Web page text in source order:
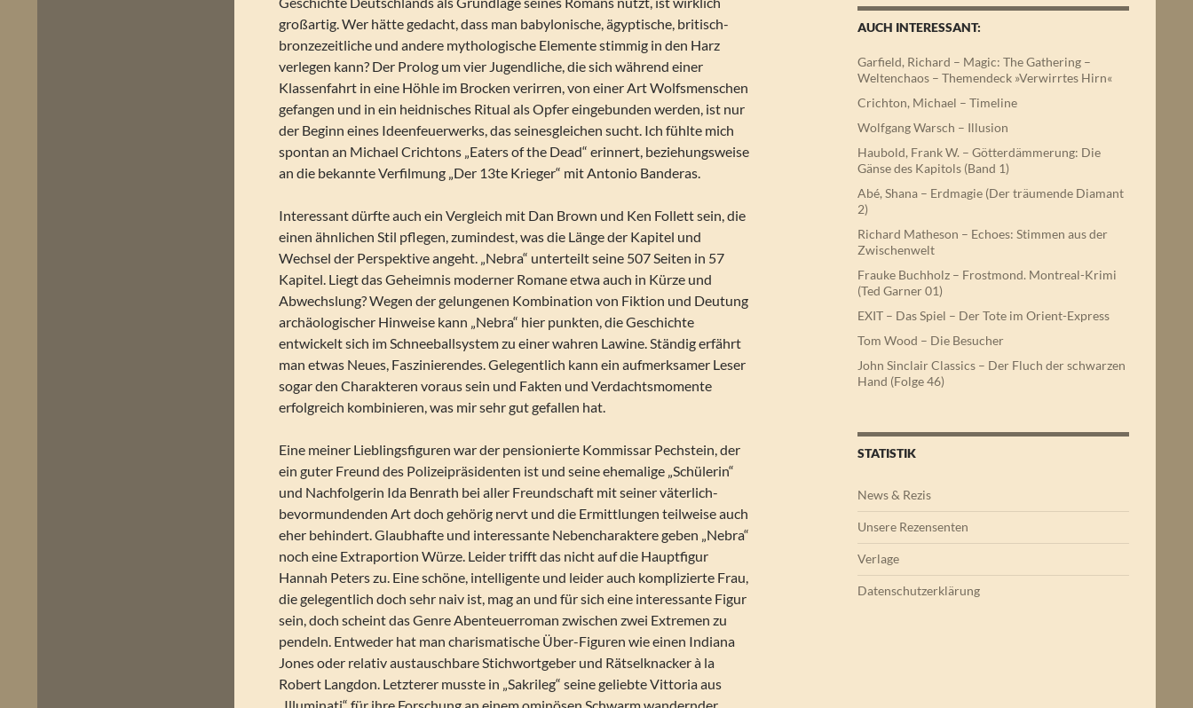
großartig. Wer hätte gedacht, dass man babylonische, ägyptische, britisch-
bronzezeitliche und andere mythologische Elemente stimmig in den Harz
verlegen kann? Der Prolog um vier Jugendliche, die sich während einer
Klassenfahrt in eine Höhle im Brocken verirren, von einer Art Wolfsmenschen
gefangen und in ein heidnisches Ritual als Opfer eingebunden werden, ist nur
der Beginn eines Ideenfeuerwerks, das seinesgleichen sucht. Ich fühlte mich
spontan an Michael Crichtons „Eaters of the Dead“ erinnert, beziehungsweise
an die bekannte Verfilmung „Der 13te Krieger“ mit Antonio Banderas.
Interessant dürfte auch ein Vergleich mit Dan Brown und Ken Follett sein, die
einen ähnlichen Stil pflegen, zumindest, was die Länge der Kapitel und
Wechsel der Perspektive angeht. „Nebra“ unterteilt seine 507 Seiten in 57
Kapitel. Liegt das Geheimnis moderner Romane etwa auch in Kürze und
Abwechslung? Wegen der gelungenen Kombination von Fiktion und Deutung
archäologischer Hinweise kann „Nebra“ hier punkten, die Geschichte
entwickelt sich im Schneeballsystem zu einer wahren Lawine. Ständig erfährt
man etwas Neues, Faszinierendes. Gelegentlich kann ein aufmerksamer Leser
sogar den Charakteren voraus sein und Fakten und Verdachtsmomente
erfolgreich kombinieren, was mir sehr gut gefallen hat.
Eine meiner Lieblingsfiguren war der pensionierte Kommissar Pechstein, der
ein guter Freund des Polizeipräsidenten ist und seine ehemalige „Schülerin“
und Nachfolgerin Ida Benrath bei aller Freundschaft mit seiner väterlich-
bevormundenden Art doch gehörig nervt und die Ermittlungen teilweise auch
eher behindert. Glaubhafte und interessante Nebencharaktere geben „Nebra“
noch eine Extraportion Würze. Leider trifft das nicht auf die Hauptfigur
Hannah Peters zu. Eine schöne, intelligente und leider auch komplizierte Frau,
die gelegentlich doch sehr naiv ist, mag an und für sich eine interessante Figur
sein, doch scheint das Genre Abenteuerroman zwischen zwei Extremen zu
pendeln. Entweder hat man charismatische Über-Figuren wie einen Indiana
Jones oder relativ austauschbare Stichwortgeber und Rätselknacker à la
Robert Langdon. Letzterer musste in „Sakrileg“ seine geliebte Vittoria aus
AUCH INTERESSANT:
Garfield, Richard – Magic: The Gathering –
Weltenchaos – Themendeck »Verwirrtes Hirn«
Crichton, Michael – Timeline
Wolfgang Warsch – Illusion
Haubold, Frank W. – Götterdämmerung: Die
Gänse des Kapitols (Band 1)
Abé, Shana – Erdmagie (Der träumende Diamant
2)
Richard Matheson – Echoes: Stimmen aus der
Zwischenwelt
Frauke Buchholz – Frostmond. Montreal-Krimi
(Ted Garner 01)
EXIT – Das Spiel – Der Tote im Orient-Express
Tom Wood – Die Besucher
John Sinclair Classics – Der Fluch der schwarzen
Hand (Folge 46)
STATISTIK
News & Rezis
Unsere Rezensenten
Verlage
Datenschutzerklärung